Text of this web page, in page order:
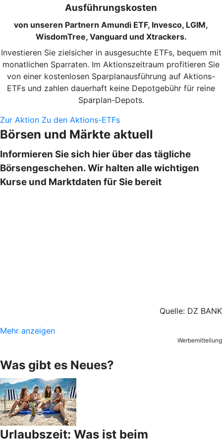
Ausführungskosten
von unseren Partnern Amundi ETF, Invesco, LGIM,
WisdomTree, Vanguard und Xtrackers.
Investieren Sie zielsicher in ausgesuchte ETFs, bequem mit
monatlichen Sparraten. Im Aktionszeitraum profitieren Sie
von einer kostenlosen Sparplanausführung auf Aktions-
ETFs und zahlen dauerhaft keine Depotgebühr für reine
Sparplan-Depots.
Zur Aktion Zu den Aktions-ETFs
Börsen und Märkte aktuell
Informieren Sie sich hier über das tägliche
Börsengeschehen. Wir halten alle wichtigen
Kurse und Marktdaten für Sie bereit
Quelle: DZ BANK
Mehr anzeigen
Werbemitteilung
Was gibt es Neues?
Urlaubszeit: Was ist beim